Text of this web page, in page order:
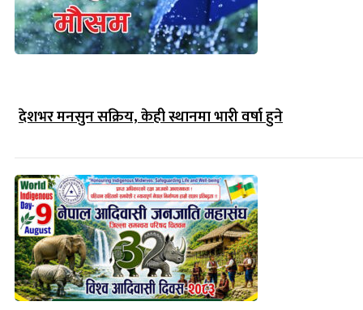
देशभर मनसुन सक्रिय, केही स्थानमा भारी वर्षा हुने